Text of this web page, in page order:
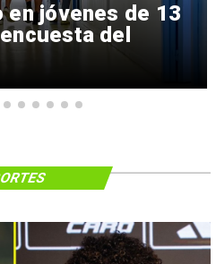
jóvenes de 13
del